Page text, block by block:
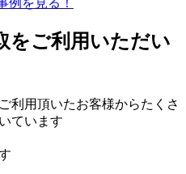
をご利用いただい
利用頂いたお客様からたくさ
ています